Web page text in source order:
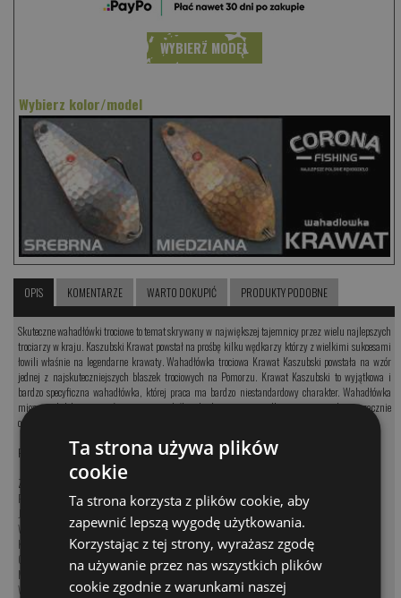
WYBIERZ MODEL
Wybierz kolor/model
OPIS KOMENTARZE WARTO DOKUPIĆ PRODUKTY PODOBNE
Skuteczne wahadłówki trociowe to temat skrywany w największej tajemnicy przez wielu najlepszych
trociarzy w kraju. Kaszubski Krawat powstał na prośbę kilku wędkarzy którzy z wielkimi sukcesami
łowili właśnie na legendarne krawaty. Wahadłówka trociowa Krawat Kaszubski powstała na wzór
jednej z najskuteczniejszych blaszek trociowych na Pomorzu. Krawat Kaszubski to wyjątkowa i
bardzo specyficzna wahadłówka, której praca ma bardzo niestandardowy charakter. Wahadłówka
migocze i kolebie się w równym nurcie. Jeśli jednak mocniej ją podkręcimy nieregularnie zacznie
odskakiwać i cyklicznie łapać akcję obrotową.
Przynęty uzbrojone w kotwice #1.
Zobacz kategorię:
Przynęty na szczupaka
Jerki na szczupaka
Woblery na szczupaka
Koguty na szczupaka
Obrotówki na szczupaka
Muchy na szczupaka
Wahadłówki na szczupaka
Ta strona używa plików
cookie
Ta strona korzysta z plików cookie, aby
zapewnić lepszą wygodę użytkowania.
Korzystając z tej strony, wyrażasz zgodę
na używanie przez nas wszystkich plików
cookie zgodnie z warunkami naszej